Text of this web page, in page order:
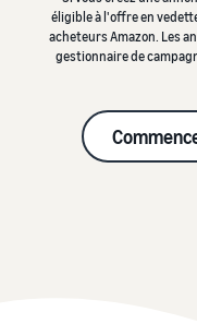
éligible à l'offre en
acheteurs Amazon. Les
gestionnaire de